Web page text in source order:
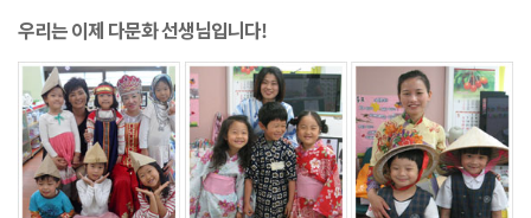
우리는 이제 다문화 선생님입니다!